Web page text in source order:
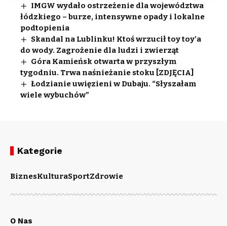
IMGW wydało ostrzeżenie dla województwa
łódzkiego – burze, intensywne opady i lokalne
podtopienia
Skandal na Lublinku! Ktoś wrzucił toy toy’a
do wody. Zagrożenie dla ludzi i zwierząt
Góra Kamieńsk otwarta w przyszłym
tygodniu. Trwa naśnieżanie stoku [ZDJĘCIA]
Łodzianie uwięzieni w Dubaju. “Słyszałam
wiele wybuchów”
Kategorie
BiznesKulturaSportZdrowie
O Nas